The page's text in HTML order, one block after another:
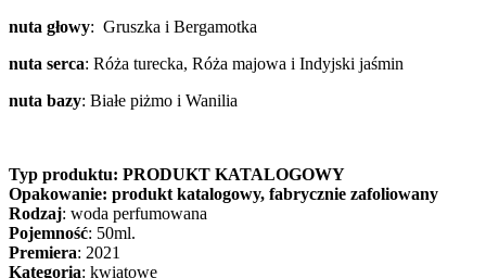
nuta głowy: Gruszka i Bergamotka
nuta serca: Róża turecka, Róża majowa i Indyjski jaśmin
nuta bazy: Białe piżmo i Wanilia
Typ produktu: PRODUKT KATALOGOWY
Opakowanie: produkt katalogowy, fabrycznie zafoliowany
Rodzaj: woda perfumowana
Pojemność: 50ml.
Premiera: 2021
Kategoria: kwiatowe